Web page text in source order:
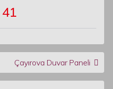
Çayırova Duvar Paneli